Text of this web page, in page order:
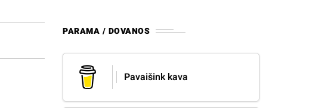
PARAMA / DOVANOS
Pavaišink kava